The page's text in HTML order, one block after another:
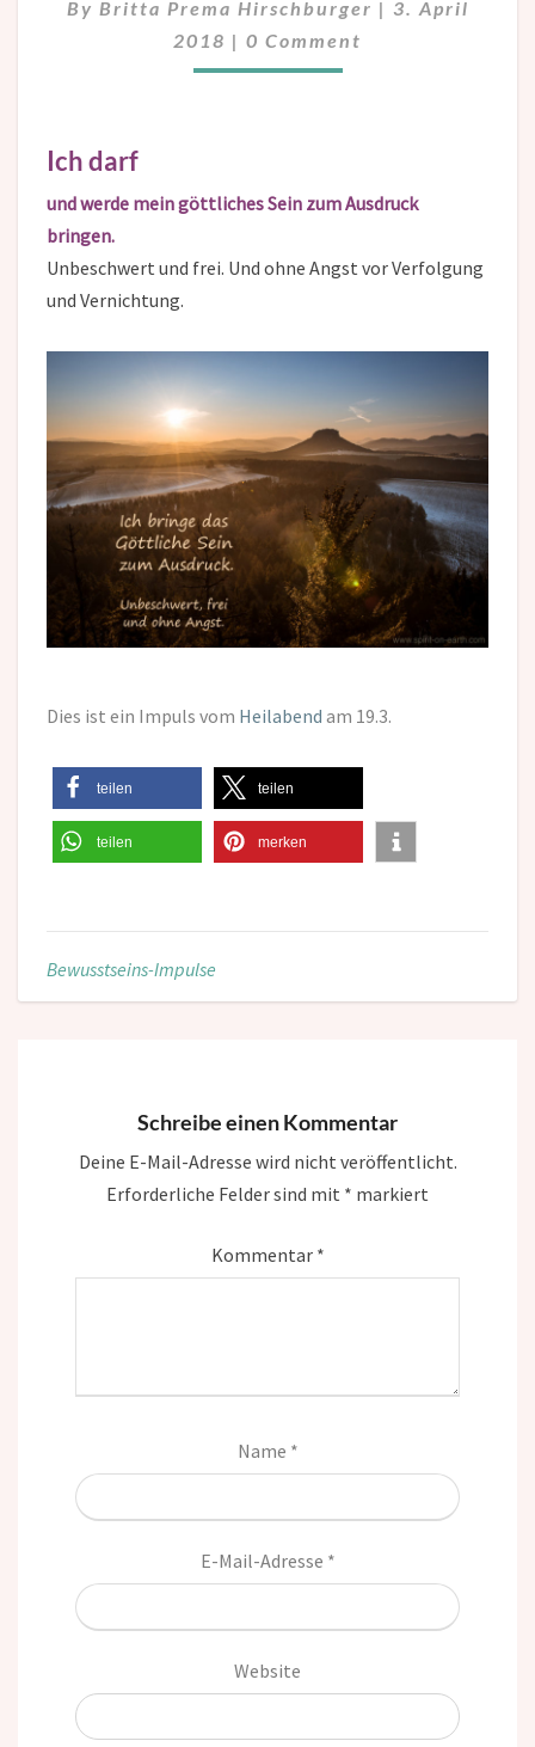
By Britta Prema Hirschburger | 3. April
2018 | Comments
0 Comment
Ich darf
und werde mein göttliches Sein zum Ausdruck
bringen.
Unbeschwert und frei. Und ohne Angst vor Verfolgung
und Vernichtung.
Dies ist ein Impuls vom Heilabend am 19.3.
teilen teilen
teilen merken
Bewusstseins-Impulse
Schreibe einen Kommentar
Deine E-Mail-Adresse wird nicht veröffentlicht.
Erforderliche Felder sind mit * markiert
Kommentar *
Name *
E-Mail-Adresse *
Website